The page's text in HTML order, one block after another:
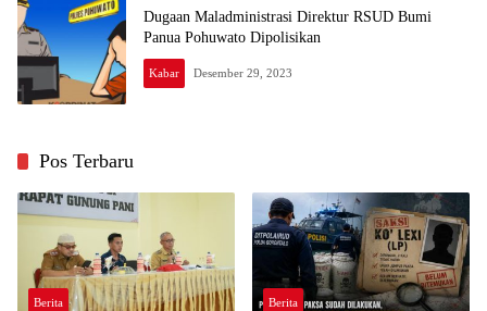
Dugaan Maladministrasi Direktur RSUD Bumi
Panua Pohuwato Dipolisikan
Kabar Desember 29, 2023
Pos Terbaru
Berita Berita